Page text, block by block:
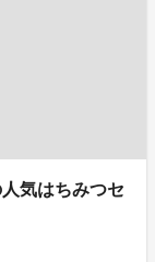
気はちみつセ